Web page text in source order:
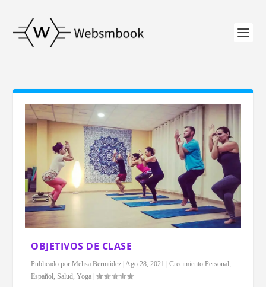
OBJETIVOS DE CLASE
Publicado porMelisa Bermúdez |Ago 28, 2021 |Crecimiento Personal,
Español,Salud,Yoga |